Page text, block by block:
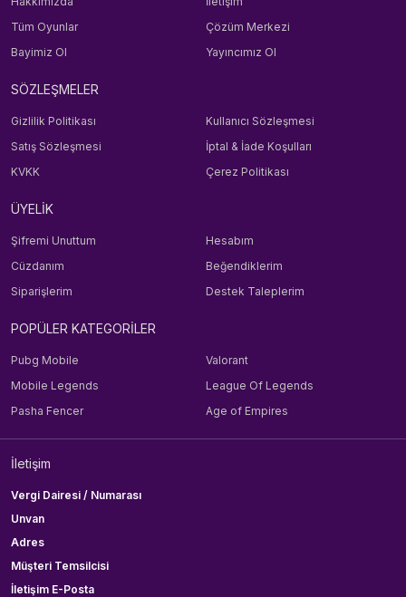
Tüm Oyunlar
Çözüm Merkezi
Bayimiz Ol
Yayıncımız Ol
SÖZLEŞMELER
Gizlilik Politikası
Kullanıcı Sözleşmesi
Satış Sözleşmesi
İptal & İade Koşulları
KVKK
Çerez Politikası
ÜYELİK
Şifremi Unuttum
Hesabım
Cüzdanım
Beğendiklerim
Siparişlerim
Destek Taleplerim
POPÜLER KATEGORİLER
Pubg Mobile
Valorant
Mobile Legends
League Of Legends
Pasha Fencer
Age of Empires
İletişim
Vergi Dairesi / Numarası
Unvan
Adres
Müşteri Temsilcisi
İletişim E-Posta